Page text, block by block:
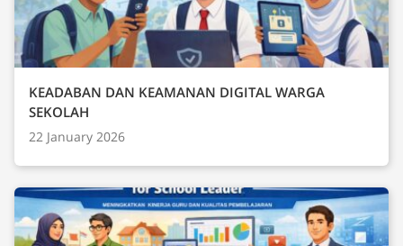
KEADABAN DAN KEAMANAN DIGITAL WARGA
SEKOLAH
22 January 2026